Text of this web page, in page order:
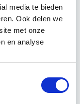
media te bieden
Ook delen we
met onze
en analyse
Klassikaal